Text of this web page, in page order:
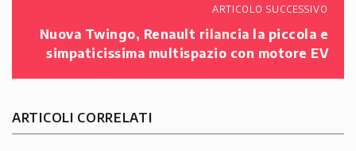
ARTICOLO SUCCESSIVO
Nuova Twingo, Renault rilancia la piccola e
simpaticissima multispazio con motore EV
ARTICOLI CORRELATI